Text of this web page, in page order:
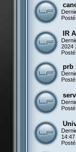
IR
2024
prb
14:47